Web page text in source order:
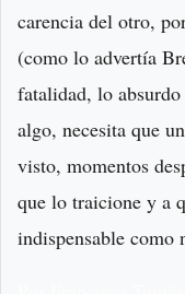
carencia del otro,
(como lo advertía
fatalidad, lo
algo, necesita que
visto, momentos
que lo traicione y a
indispensable como